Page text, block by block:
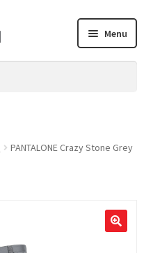
Menu
child
PANTALONE Crazy Stone Grey